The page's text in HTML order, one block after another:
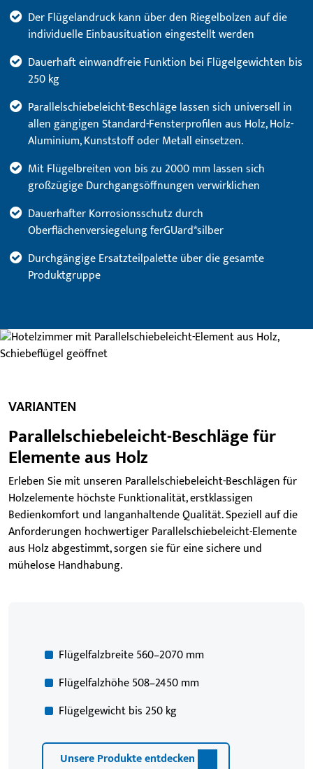
Der Flügelandruck kann über den Riegelbolzen auf die
individuelle Einbausituation eingestellt werden
Dauerhaft einwandfreie Funktion bei Flügelgewichten bis
250 kg
Parallelschiebeleicht-Beschläge lassen sich universell in
allen gängigen Standard-Fensterprofilen aus Holz, Holz-
Aluminium, Kunststoff oder Metall einsetzen.
Mit Flügelbreiten von bis zu 2000 mm lassen sich
großzügige Durchgangsöffnungen verwirklichen
Dauerhafter Korrosionsschutz durch
Oberflächenversiegelung ferGUard*silber
Durchgängige Ersatzteilpalette über die gesamte
Produktgruppe
VARIANTEN
Parallelschiebeleicht-Beschläge für
Elemente aus Holz
Erleben Sie mit unseren Parallelschiebeleicht-Beschlägen für
Holzelemente höchste Funktionalität, erstklassigen
Bedienkomfort und langanhaltende Qualität. Speziell auf die
Anforderungen hochwertiger Parallelschiebeleicht-Elemente
aus Holz abgestimmt, sorgen sie für eine sichere und
mühelose Handhabung.
Flügelfalzbreite 560–2070 mm
Flügelfalzhöhe 508–2450 mm
Flügelgewicht bis 250 kg
Unsere Produkte entdecken